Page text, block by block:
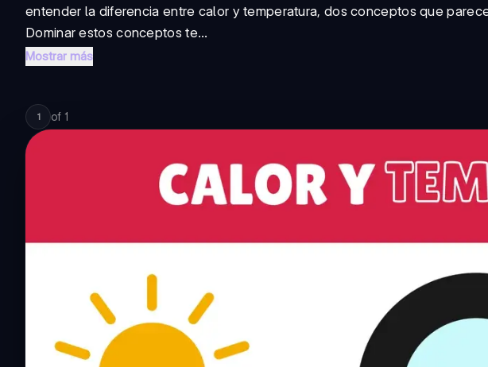
entender la diferencia entre calor y temperatura, dos conceptos que
Dominar estos conceptos te...
Mostrar más
1 of 1